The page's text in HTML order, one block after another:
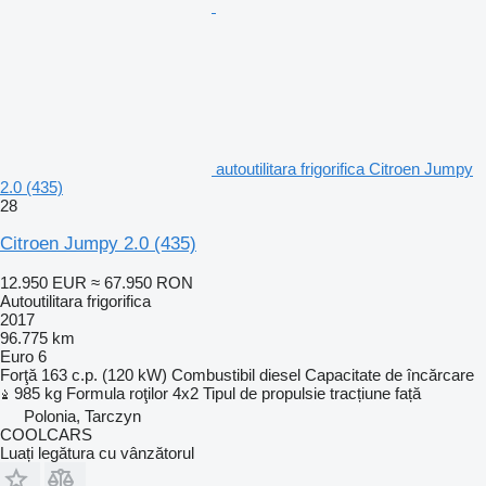
autoutilitara frigorifica Citroen Jumpy
2.0 (435)
28
Citroen Jumpy 2.0 (435)
12.950 EUR ≈ 67.950 RON
Autoutilitara frigorifica
2017
96.775 km
Euro 6
Forţă 163 c.p. (120 kW) Combustibil diesel Capacitate de încărcare
985 kg Formula roţilor 4x2 Tipul de propulsie tracțiune față
Polonia, Tarczyn
COOLCARS
Luați legătura cu vânzătorul